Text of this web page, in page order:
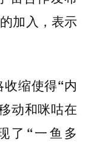
加入，表示
缩使得“内
动和咪咕在
了“一鱼多